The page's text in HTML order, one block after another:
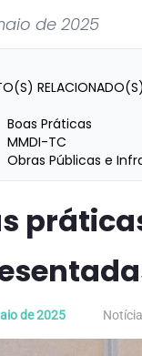
de 2025
Boas Práticas
MMDI-TC
Obras Públicas e
de 2025